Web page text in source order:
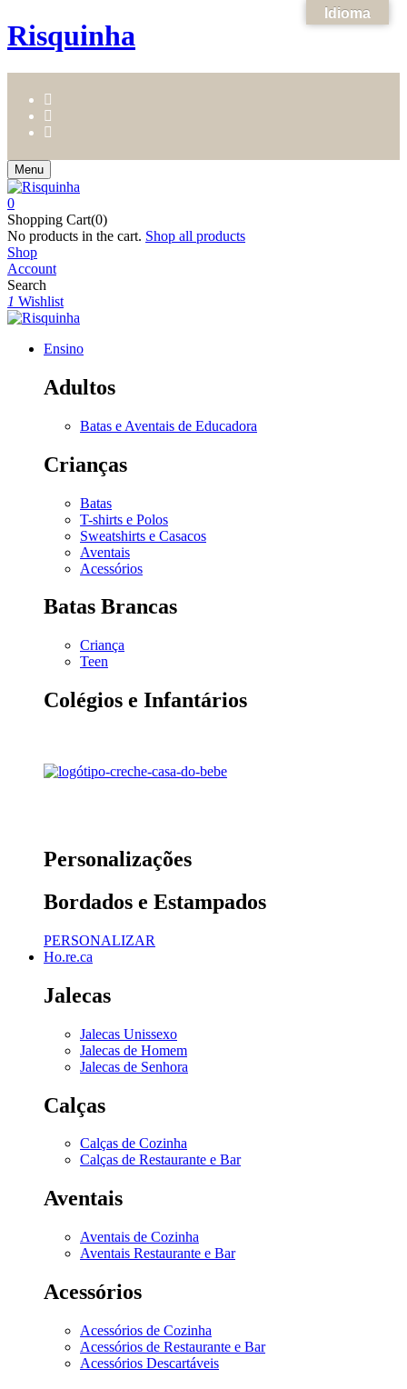
Risquinha
Menu
0
Shopping Cart(0)
No products in the cart. Shop all products
Shop
Account
Search
1 Wishlist
Ensino
Adultos
Batas e Aventais de Educadora
Crianças
Batas
T-shirts e Polos
Sweatshirts e Casacos
Aventais
Acessórios
Batas Brancas
Criança
Teen
Colégios e Infantários
Personalizações
Bordados e Estampados
PERSONALIZAR
Ho.re.ca
Jalecas
Jalecas Unissexo
Jalecas de Homem
Jalecas de Senhora
Calças
Calças de Cozinha
Calças de Restaurante e Bar
Aventais
Aventais de Cozinha
Aventais Restaurante e Bar
Acessórios
Acessórios de Cozinha
Acessórios de Restaurante e Bar
Acessórios Descartáveis
Idioma